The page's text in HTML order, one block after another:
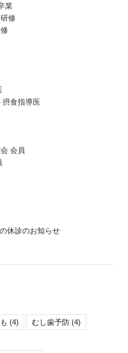
業
修
摂食指導医
会員
休診のお知らせ
(4) むし歯予防 (4)